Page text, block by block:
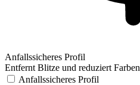
Anfallssicheres Profil
Entfernt Blitze und reduziert Farben
Anfallssicheres Profil